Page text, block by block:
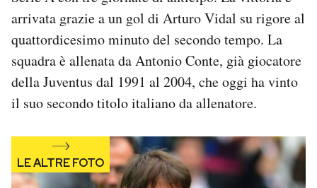
CALENDARIO
AREA PERSONALE
Area Personale
Newsletter
Regala il Post
Hai bisogno di aiuto?
arrivata grazie a un gol di Arturo Vidal su rigore al
quattordicesimo minuto del secondo tempo. La
squadra è allenata da Antonio Conte, già giocatore
della Juventus dal 1991 al 2004, che oggi ha vinto
il suo secondo titolo italiano da allenatore.